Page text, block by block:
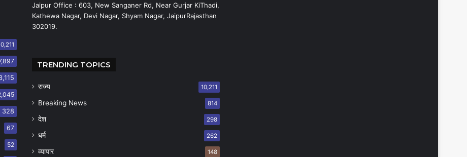
328
67
52
Jaipur Office : 603, New Sanganer Rd, Near Gurjar KiThadi,
Kathewa Nagar, Devi Nagar, Shyam Nagar, JaipurRajasthan
302019.
TRENDING TOPICS
राज्य 10,211
Breaking News 814
देश 298
धर्म 262
व्यापार 148